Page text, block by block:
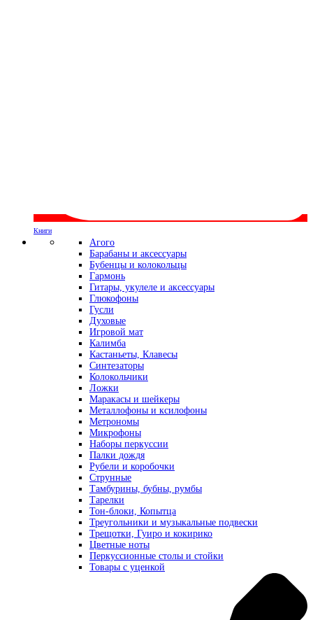
Книги
Агого
Барабаны и аксессуары
Бубенцы и колокольцы
Гармонь
Гитары, укулеле и аксессуары
Глюкофоны
Гусли
Духовые
Игровой мат
Калимба
Кастаньеты, Клавесы
Синтезаторы
Колокольчики
Ложки
Маракасы и шейкеры
Металлофоны и ксилофоны
Метрономы
Микрофоны
Наборы перкуссии
Палки дождя
Рубели и коробочки
Струнные
Тамбурины, бубны, румбы
Тарелки
Тон-блоки, Копытца
Треугольники и музыкальные подвески
Трещотки, Гуиро и кокирико
Цветные ноты
Перкуссионные столы и стойки
Товары с уценкой